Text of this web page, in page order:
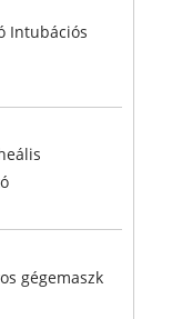
Intubációs
gégemaszk